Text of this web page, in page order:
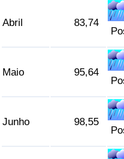
Abril 83,74
Maio 95,64
Junho 98,55